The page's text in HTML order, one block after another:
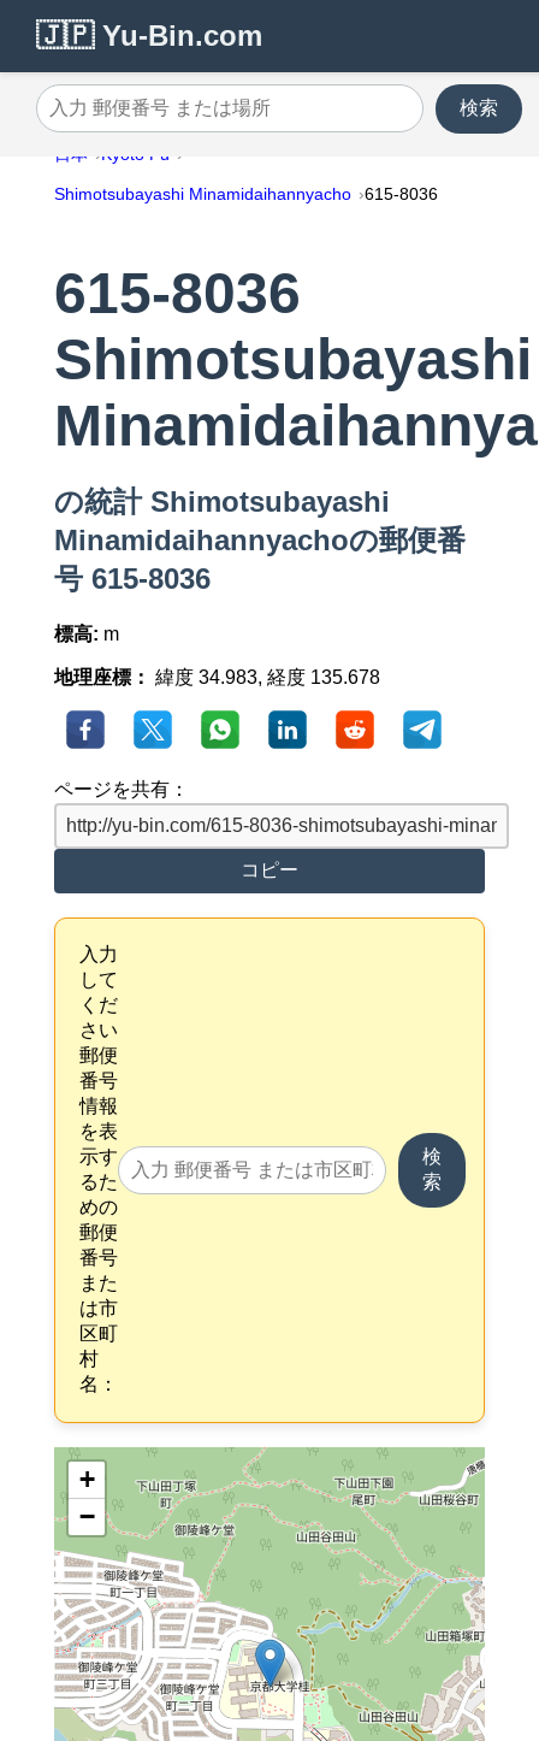
🇯🇵 Yu-Bin.com
入力 郵便番号 または場所
検索
日本 Kyoto Fu
Shimotsubayashi Minamidaihannyacho 615-8036
615-8036
Shimotsubayashi
の統計 Shimotsubayashi
Minamidaihannyachoの郵便番
号 615-8036
標高: m
地理座標： 緯度 34.983, 経度 135.678
ページを共有：
コピー
入力
して
くだ
さい
郵便
番号
情報
を表
示す
るた
めの
郵便
番号
また
は市
区町
村
名：
検
索
+
−